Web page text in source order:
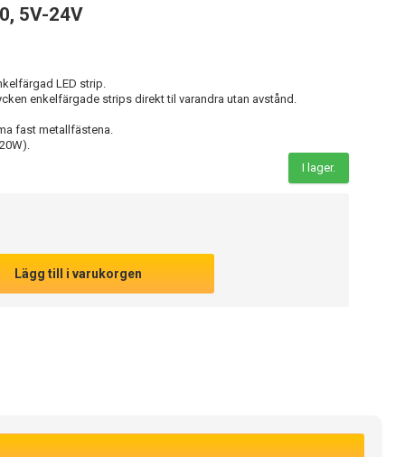
5V-24V
LED strip.
enkelfärgade strips direkt til varandra utan avstånd.
fast metallfästena.
I lager.
Lägg till i varukorgen